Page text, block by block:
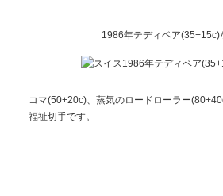
1986年テディベア(35+15c)
コマ(50+20c)、蒸気のロードローラー
福祉切手です。